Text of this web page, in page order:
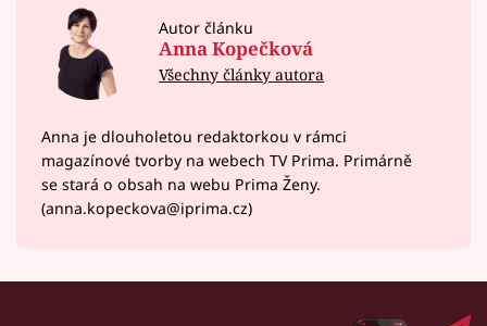
Autor článku
Anna Kopečková
Všechny články autora
Anna je dlouholetou redaktorkou v rámci
magazínové tvorby na webech TV Prima. Primárně
se stará o obsah na webu Prima Ženy.
(anna.kopeckova@iprima.cz)